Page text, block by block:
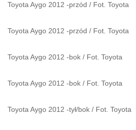
Toyota Aygo 2012 -przód / Fot. Toyota
Toyota Aygo 2012 -przód / Fot. Toyota
Toyota Aygo 2012 -bok / Fot. Toyota
Toyota Aygo 2012 -bok / Fot. Toyota
Toyota Aygo 2012 -tył/bok / Fot. Toyota